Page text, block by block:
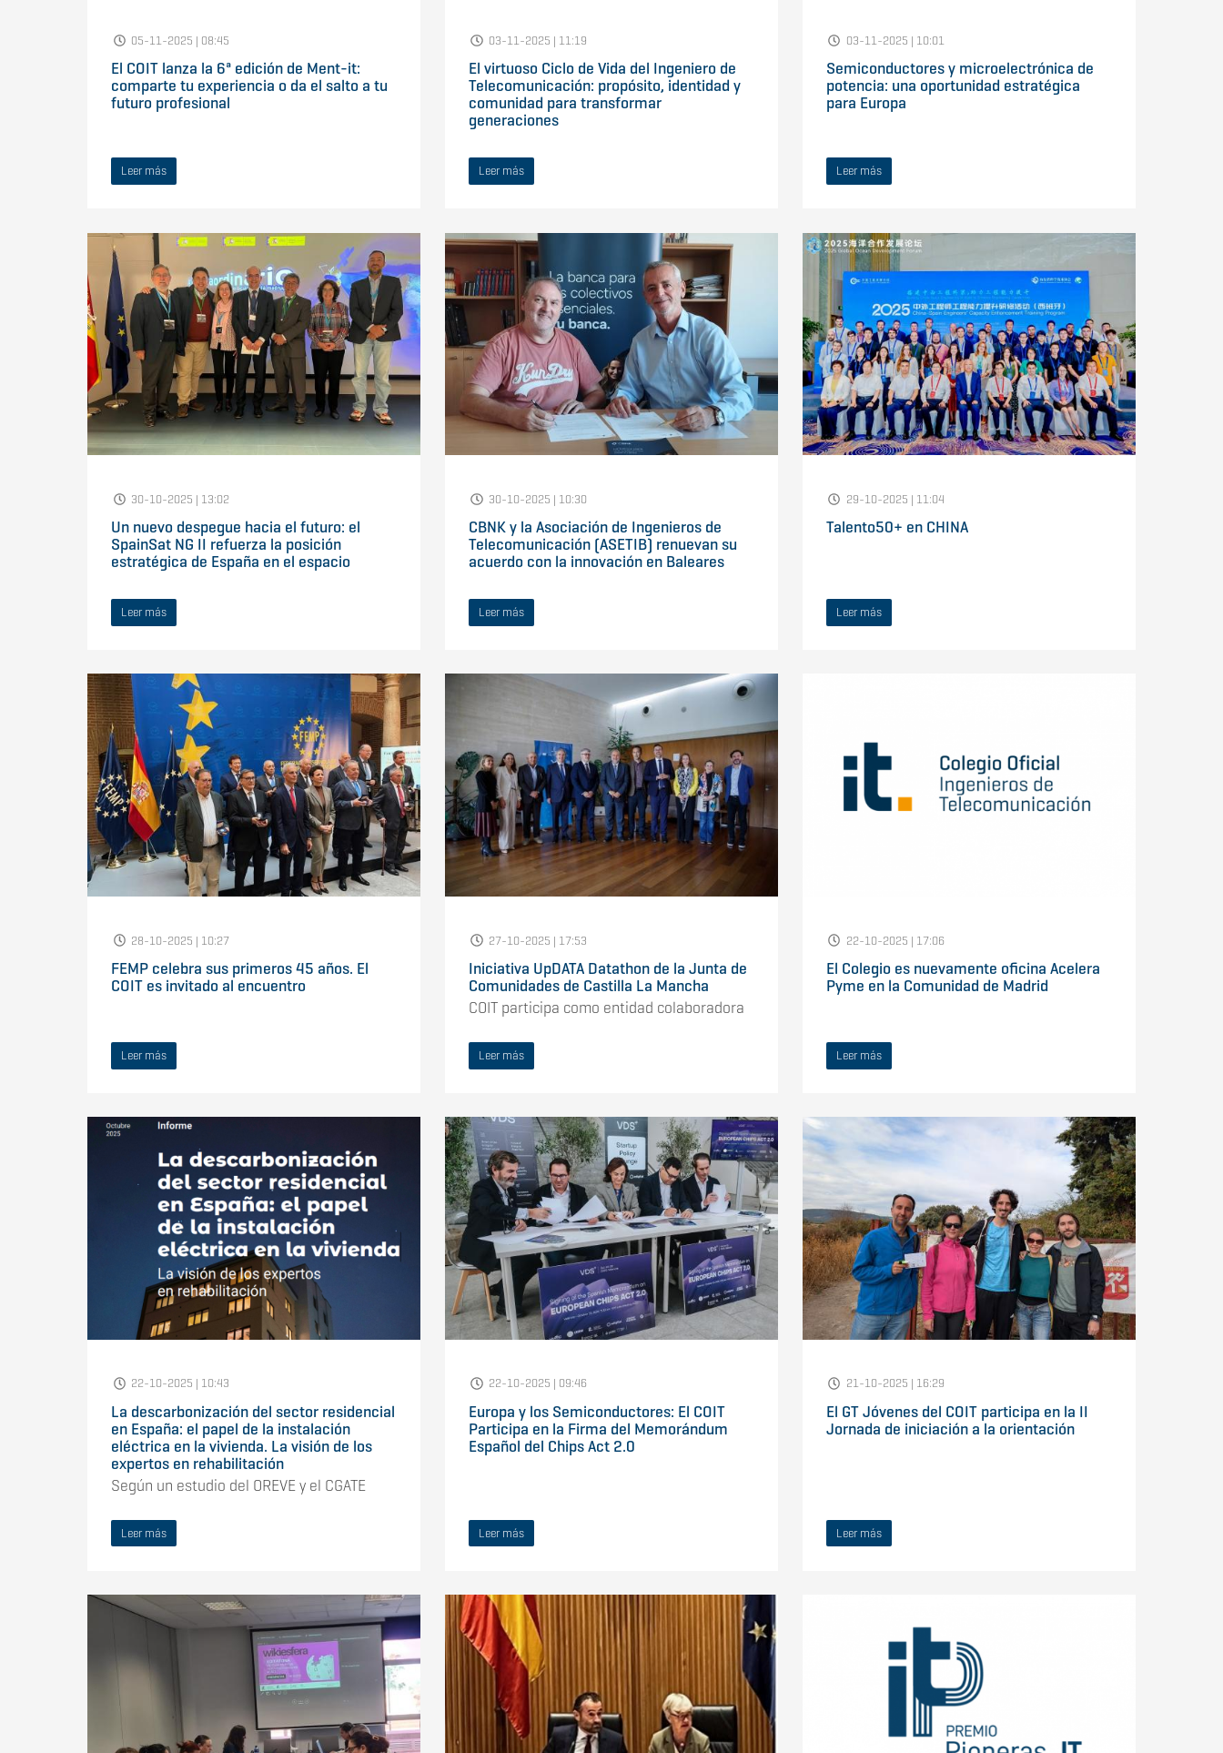
05-11-2025 | 08:45
El COIT lanza la 6ª edición de Ment-it:
comparte tu experiencia o da el salto a tu
futuro profesional
Leer más
03-11-2025 | 11:19
El virtuoso Ciclo de Vida del Ingeniero de
Telecomunicación: propósito, identidad y
comunidad para transformar
generaciones
Leer más
03-11-2025 | 10:01
Semiconductores y microelectrónica de
potencia: una oportunidad estratégica
para Europa
Leer más
30-10-2025 | 13:02
Un nuevo despegue hacia el futuro: el
SpainSat NG II refuerza la posición
estratégica de España en el espacio
Leer más
30-10-2025 | 10:30
CBNK y la Asociación de Ingenieros de
Telecomunicación (ASETIB) renuevan su
acuerdo con la innovación en Baleares
Leer más
29-10-2025 | 11:04
Talento50+ en CHINA
Leer más
28-10-2025 | 10:27
FEMP celebra sus primeros 45 años. El
COIT es invitado al encuentro
Leer más
27-10-2025 | 17:53
Iniciativa UpDATA Datathon de la Junta de
Comunidades de Castilla La Mancha
COIT participa como entidad colaboradora
Leer más
22-10-2025 | 17:06
El Colegio es nuevamente oficina Acelera
Pyme en la Comunidad de Madrid
Leer más
22-10-2025 | 10:43
La descarbonización del sector residencial
en España: el papel de la instalación
eléctrica en la vivienda. La visión de los
expertos en rehabilitación
Según un estudio del OREVE y el CGATE
Leer más
22-10-2025 | 09:46
Europa y los Semiconductores: El COIT
Participa en la Firma del Memorándum
Español del Chips Act 2.0
Leer más
21-10-2025 | 16:29
El GT Jóvenes del COIT participa en la II
Jornada de iniciación a la orientación
Leer más